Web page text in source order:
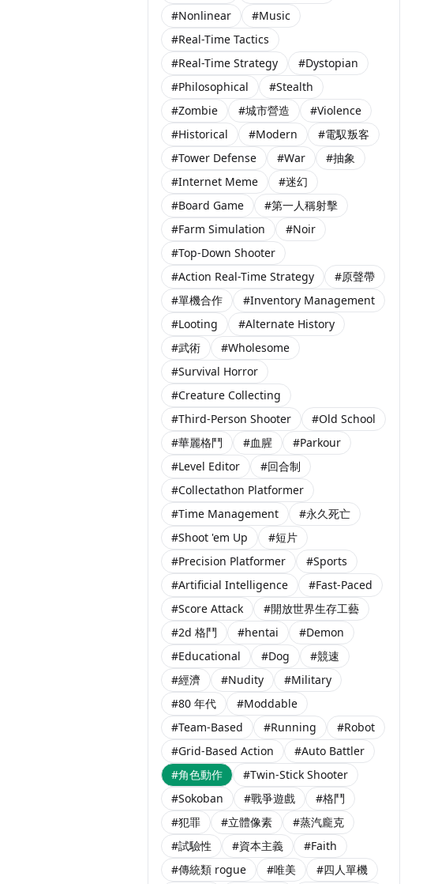
#Nonlinear
#Music
#Real-Time Tactics
#Real-Time Strategy
#Dystopian
#Philosophical
#Stealth
#Zombie
#城市營造
#Violence
#Historical
#Modern
#電馭叛客
#Tower Defense
#War
#抽象
#Internet Meme
#迷幻
#Board Game
#第一人稱射擊
#Farm Simulation
#Noir
#Top-Down Shooter
#Action Real-Time Strategy
#原聲帶
#單機合作
#Inventory Management
#Looting
#Alternate History
#武術
#Wholesome
#Survival Horror
#Creature Collecting
#Third-Person Shooter
#Old School
#華麗格鬥
#血腥
#Parkour
#Level Editor
#回合制
#Collectathon Platformer
#Time Management
#永久死亡
#Shoot 'em Up
#短片
#Precision Platformer
#Sports
#Artificial Intelligence
#Fast-Paced
#Score Attack
#開放世界生存工藝
#2d 格鬥
#hentai
#Demon
#Educational
#Dog
#競速
#經濟
#Nudity
#Military
#80 年代
#Moddable
#Team-Based
#Running
#Robot
#Grid-Based Action
#Auto Battler
#角色動作
#Twin-Stick Shooter
#Sokoban
#戰爭遊戲
#格鬥
#犯罪
#立體像素
#蒸汽龐克
#試驗性
#資本主義
#Faith
#傳統類 rogue
#唯美 #四人單機